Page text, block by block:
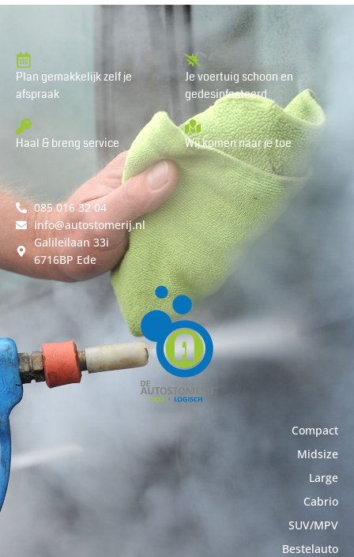
Plan gemakkelijk zelf je
afspraak
Je voertuig schoon en
gedesinfecteerd
Haal & breng service Wij komen naar je toe
085 016 32 04
info@autostomerij.nl
Galileïlaan 33i
6716BP Ede
Compact
Midsize
Large
Cabrio
SUV/MPV
Bestelauto